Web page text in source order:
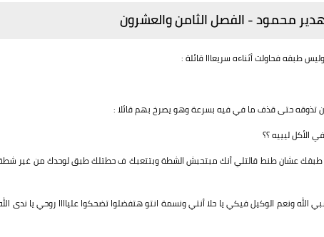
محمود - الفصل الثامن والعشرون
طبقه فحاولت أثناءه سريعااا قائلة :
تذوقه حتى قذف ما في فيه بسرعة وهو يصرخ بهم قائلا :
ليييه ؟؟
طبقك عشان طنط قالتلي أنك مبتحبش الشطة وبتتعبك ف حطتلك طبق لوحدك من غير
ونعم الوكيل فيكي يا حلا أنتي ونسمة انتو هتفضلوا تضحكوا علياااا روحي يا ندى